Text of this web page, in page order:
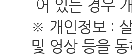
어 있는 경우
※ 개인정보 :
및 영상 등을